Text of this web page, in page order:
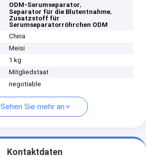
ODM-Serumseparator,
Separator für die Blutentnahme,
Zusatzstoff für
Serumseparatorröhrchen ODM
China
Meisi
1 kg
Mitgliedstaat
negotiable
Sehen Sie mehr an
Kontaktdaten